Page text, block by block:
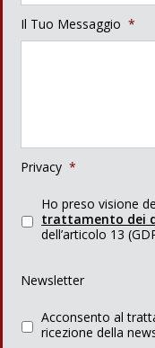
Il Tuo Messaggio *
Privacy *
Ho preso visione
trattamento dei
dell’articolo 13
Newsletter
Acconsento al
ricezione della